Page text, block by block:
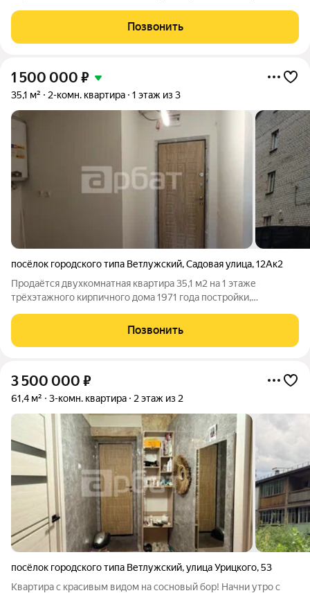
квартира, с видом на две стороны дома, находится в развитом
микрорайоне.
Позвонить
1 500 000 ₽
35,1 м² 2-комн. квартира 1 этаж из 3
посёлок городского типа Ветлужский,Садовая улица,12Ак2
Продаётся двухкомнатная квартира 35,1 м2 на 1 этаже
трёхэтажного кирпичного дома 1971 года постройки,
Просторная жилая площадь подойдёт как для одного человека,
так и для небольшой семьи.
Позвонить
3 500 000 ₽
61,4 м² 3-комн. квартира 2 этаж из 2
посёлок городского типа Ветлужский,улица Урицкого,53
Квартира с красивым видом на сосновый бор! Начни утро с